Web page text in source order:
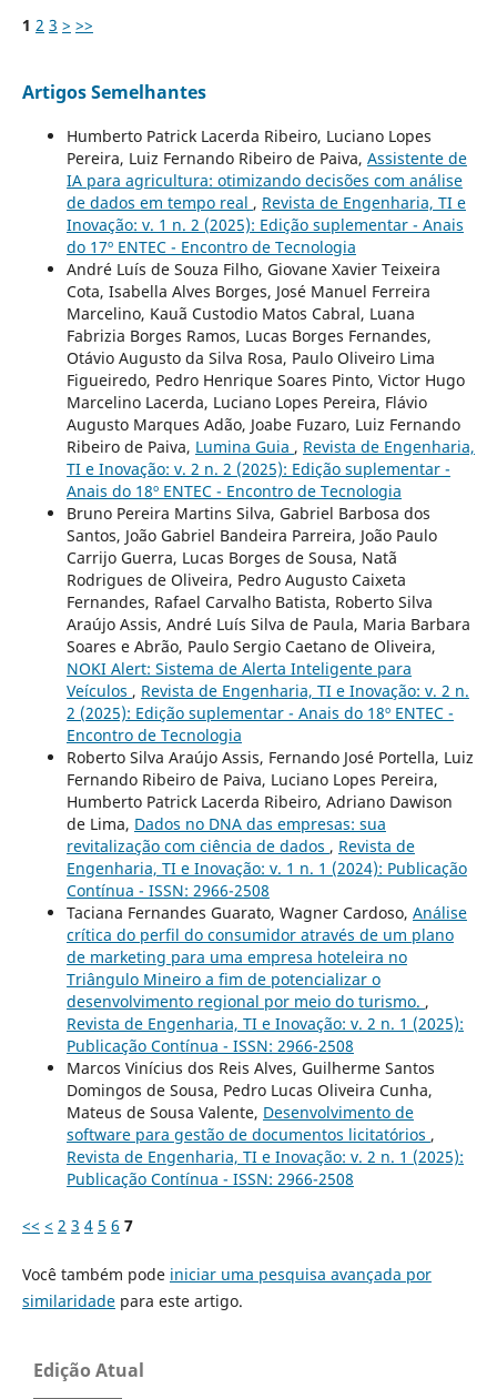
1 2 3 > >>
Artigos Semelhantes
Humberto Patrick Lacerda Ribeiro, Luciano Lopes
Pereira, Luiz Fernando Ribeiro de Paiva, Assistente de
IA para agricultura: otimizando decisões com análise
de dados em tempo real , Revista de Engenharia, TI e
Inovação: v. 1 n. 2 (2025): Edição suplementar - Anais
do 17º ENTEC - Encontro de Tecnologia
André Luís de Souza Filho, Giovane Xavier Teixeira
Cota, Isabella Alves Borges, José Manuel Ferreira
Marcelino, Kauã Custodio Matos Cabral, Luana
Fabrizia Borges Ramos, Lucas Borges Fernandes,
Otávio Augusto da Silva Rosa, Paulo Oliveiro Lima
Figueiredo, Pedro Henrique Soares Pinto, Victor Hugo
Marcelino Lacerda, Luciano Lopes Pereira, Flávio
Augusto Marques Adão, Joabe Fuzaro, Luiz Fernando
Ribeiro de Paiva, Lumina Guia , Revista de Engenharia,
TI e Inovação: v. 2 n. 2 (2025): Edição suplementar -
Anais do 18º ENTEC - Encontro de Tecnologia
Bruno Pereira Martins Silva, Gabriel Barbosa dos
Santos, João Gabriel Bandeira Parreira, João Paulo
Carrijo Guerra, Lucas Borges de Sousa, Natã
Rodrigues de Oliveira, Pedro Augusto Caixeta
Fernandes, Rafael Carvalho Batista, Roberto Silva
Araújo Assis, André Luís Silva de Paula, Maria Barbara
Soares e Abrão, Paulo Sergio Caetano de Oliveira,
NOKI Alert: Sistema de Alerta Inteligente para
Veículos , Revista de Engenharia, TI e Inovação: v. 2 n.
2 (2025): Edição suplementar - Anais do 18º ENTEC -
Encontro de Tecnologia
Roberto Silva Araújo Assis, Fernando José Portella, Luiz
Fernando Ribeiro de Paiva, Luciano Lopes Pereira,
Humberto Patrick Lacerda Ribeiro, Adriano Dawison
de Lima, Dados no DNA das empresas: sua
revitalização com ciência de dados , Revista de
Engenharia, TI e Inovação: v. 1 n. 1 (2024): Publicação
Contínua - ISSN: 2966-2508
Taciana Fernandes Guarato, Wagner Cardoso, Análise
crítica do perfil do consumidor através de um plano
de marketing para uma empresa hoteleira no
Triângulo Mineiro a fim de potencializar o
desenvolvimento regional por meio do turismo. ,
Revista de Engenharia, TI e Inovação: v. 2 n. 1 (2025):
Publicação Contínua - ISSN: 2966-2508
Marcos Vinícius dos Reis Alves, Guilherme Santos
Domingos de Sousa, Pedro Lucas Oliveira Cunha,
Mateus de Sousa Valente, Desenvolvimento de
software para gestão de documentos licitatórios ,
Revista de Engenharia, TI e Inovação: v. 2 n. 1 (2025):
Publicação Contínua - ISSN: 2966-2508
<< < 2 3 4 5 6 7
Você também pode iniciar uma pesquisa avançada por
similaridadepara este artigo.
Edição Atual